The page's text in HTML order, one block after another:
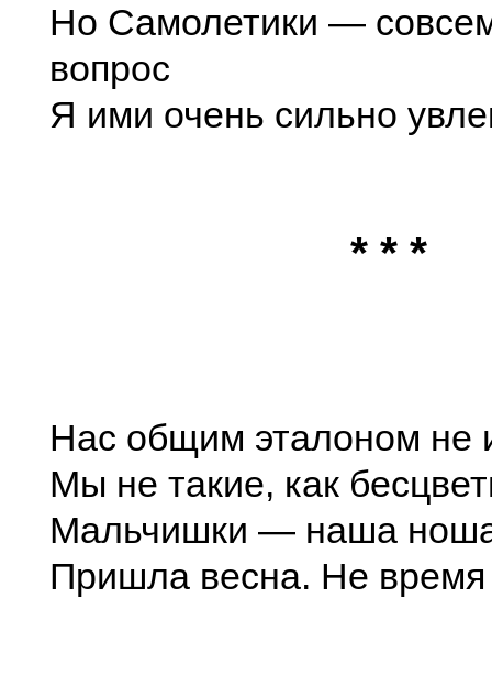
Но Самолетики —
вопрос
Я ими очень сильно
* * *
Нас общим эталоном не
Мы не такие, как
Мальчишки — наша
Пришла весна. Не